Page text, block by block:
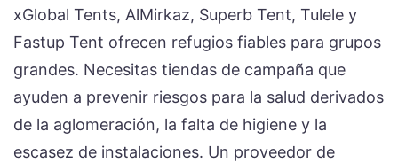
xGlobal Tents, AlMirkaz, Superb Tent, Tulele y
Fastup Tent ofrecen refugios fiables para grupos
grandes. Necesitas tiendas de campaña que
ayuden a prevenir riesgos para la salud derivados
de la aglomeración, la falta de higiene y la
escasez de instalaciones. Un proveedor de